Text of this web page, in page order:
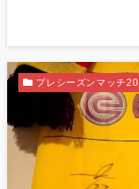
プレシーズンマッチ